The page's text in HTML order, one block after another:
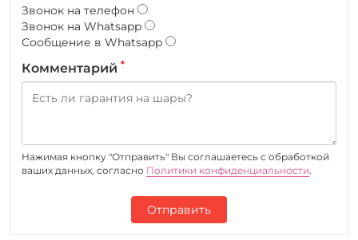
Звонок на телефон
Звонок на Whatsapp
Сообщение в Whatsapp
Комментарий *
Нажимая кнопку "Отправить" Вы соглашаетесь c обработкой
ваших данных, согласно Политики конфиденциальности.
Отправить